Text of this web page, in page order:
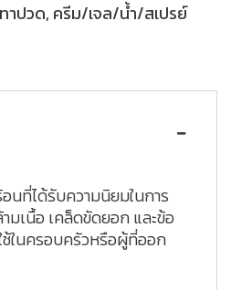
าปวด, ครีม/เจล/น้ำ/สเปรย์
นที่ได้รับความนิยมในการ
มเนื้อ เคล็ดขัดยอก และข้อ
ช้ในครอบครัวหรือผู้ที่ออก